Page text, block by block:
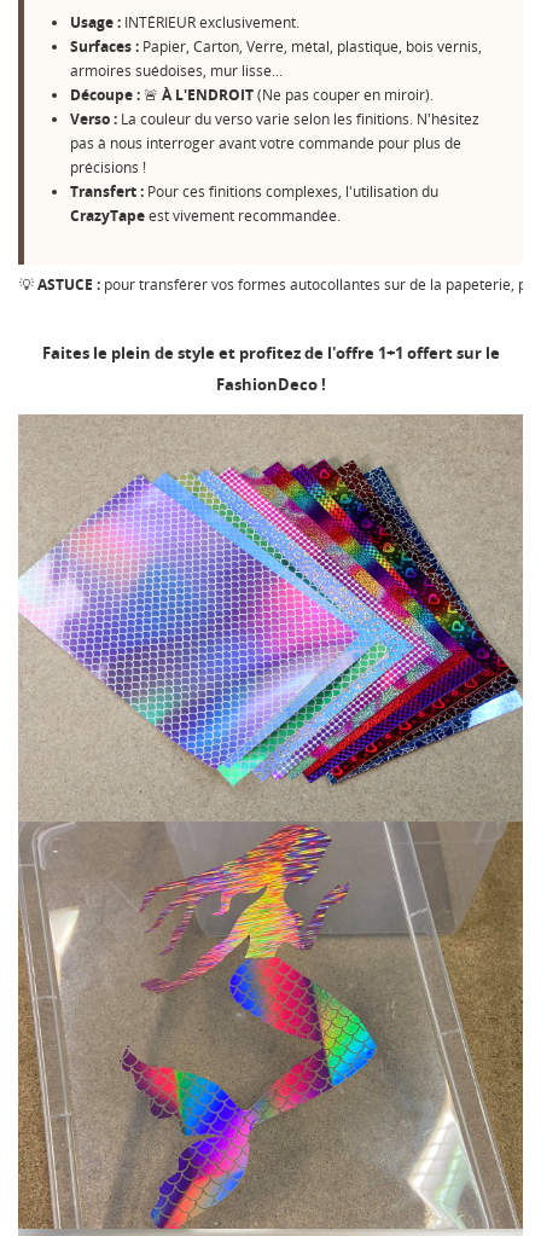
Usage : INTÉRIEUR exclusivement.
Surfaces : Papier, Carton, Verre, métal, plastique, bois vernis,
armoires suédoises, mur lisse...
Découpe :🚨 À L'ENDROIT(Ne pas couper en miroir).
Verso : La couleur du verso varie selon les finitions. N'hésitez
pas à nous interroger avant votre commande pour plus de
précisions !
Transfert : Pour ces finitions complexes, l'utilisation du
CrazyTapeest vivement recommandée.
💡ASTUCE : pour transférer vos formes autocollantes sur de la papeterie,
Faites le plein de style et profitez de l'offre 1+1 offert sur le
FashionDeco !